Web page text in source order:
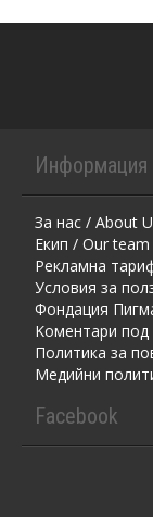
Информация
За нас / About
Екип / Our team
Рекламна
Условия за
Фондация
Kоментaри под
Политика за
Медийни
Facebook